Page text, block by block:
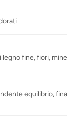
fine, fiori,
equilibrio,